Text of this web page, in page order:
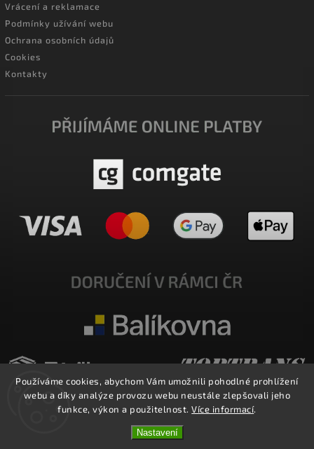
Používáme cookies, abychom Vám umožnili pohodlné prohlížení
webu a díky analýze provozu webu neustále zlepšovali jeho
funkce, výkon a použitelnost.Více informací.
Nastavení
Vrácení a reklamace
Podmínky užívání webu
Ochrana osobních údajů
Cookies
Kontakty
E-SHOP MILATA. Všechna práva vyhrazena.